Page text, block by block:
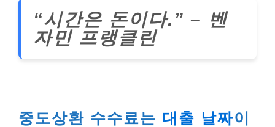
“시간은 돈이다.” – 벤
자민 프랭클린
중도상환 수수료는 대출 날짜이